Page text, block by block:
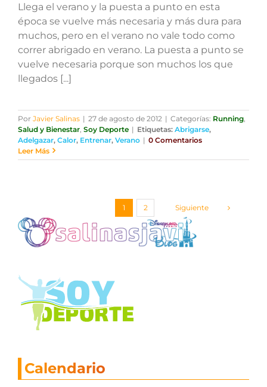
Llega el verano y la puesta a punto en esta
época se vuelve más necesaria y más dura para
muchos, pero en el verano no vale todo como
correr abrigado en verano. La puesta a punto se
vuelve necesaria porque son muchos los que
llegados [...]
Por Javier Salinas | 27 de agosto de 2012 | Categorías: Running,
Salud y Bienestar, Soy Deporte | Etiquetas: Abrigarse,
Adelgazar, Calor, Entrenar, Verano | 0 Comentarios
Leer Más
1 2 Siguiente
Calendario